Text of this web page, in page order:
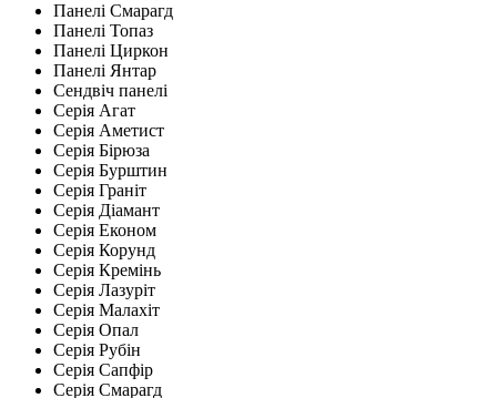
Панелі Смарагд
Панелі Топаз
Панелі Циркон
Панелі Янтар
Сендвіч панелі
Серія Агат
Серія Аметист
Серія Бірюза
Серія Бурштин
Серія Граніт
Серія Діамант
Серія Економ
Серія Корунд
Серія Кремінь
Серія Лазуріт
Серія Малахіт
Серія Опал
Серія Рубін
Серія Сапфір
Серія Смарагд